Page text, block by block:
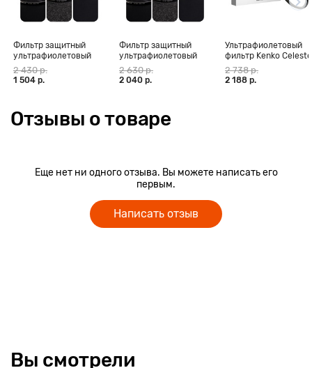
Фильтр защитный
ультрафиолетовый
RayLab UV MC Slim
Pro 67mm
2 430 р.
1 504 р.
Фильтр защитный
ультрафиолетовый
RayLab UV MC Slim
Pro 77mm
2 630 р.
2 040 р.
Ультрафиолетовый
фильтр Kenko Celeste
49mm
2 738 р.
2 188 р.
Отзывы о товаре
Еще нет ни одного отзыва. Вы можете написать его
первым.
Написать отзыв
Вы смотрели